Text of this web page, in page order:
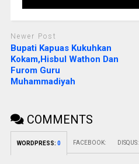
Newer Post
Bupati Kapuas Kukuhkan
Kokam,Hisbul Wathon Dan
Furom Guru
Muhammadiyah
COMMENTS
WORDPRESS: 0 FACEBOOK: DISQUS: